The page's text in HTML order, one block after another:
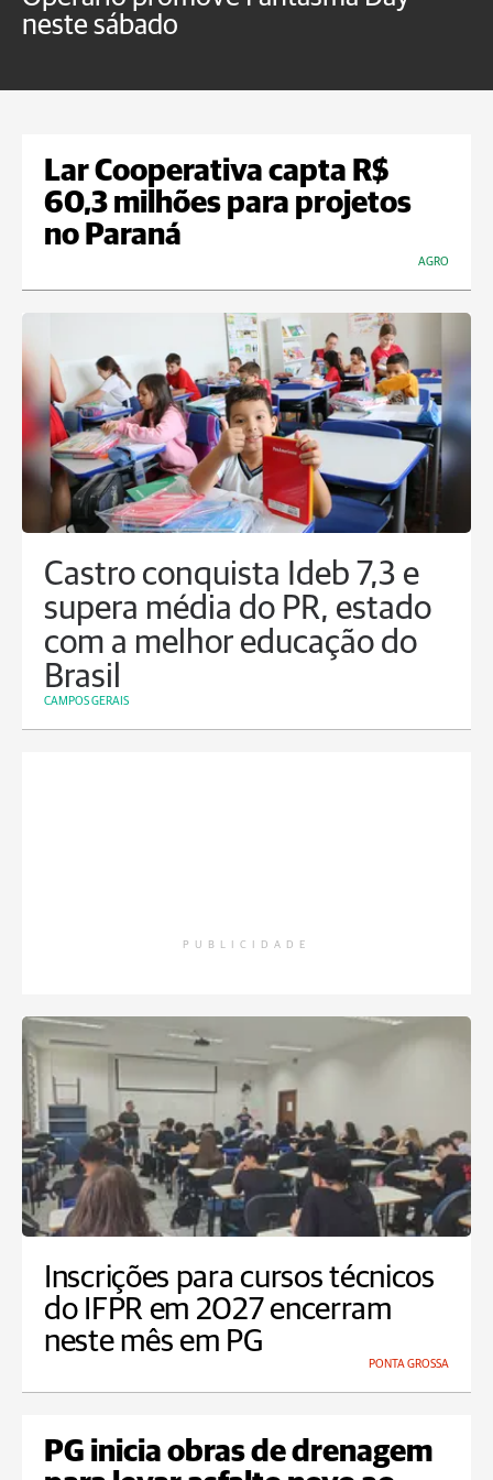
neste sábado
Lar Cooperativa capta R$
60,3 milhões para projetos
no Paraná
AGRO
Castro conquista Ideb 7,3 e
supera média do PR, estado
com a melhor educação do
Brasil
CAMPOS GERAIS
PUBLICIDADE
Inscrições para cursos técnicos
do IFPR em 2027 encerram
neste mês em PG
PONTA GROSSA
PG inicia obras de drenagem